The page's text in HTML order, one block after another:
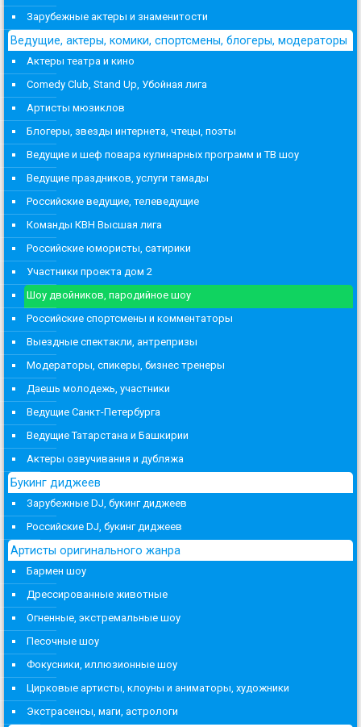
Зарубежные актеры и знаменитости
Ведущие, актеры, комики, спортсмены, блогеры, модераторы
Актеры театра и кино
Comedy Club, Stand Up, Убойная лига
Артисты мюзиклов
Блогеры, звезды интернета, чтецы, поэты
Ведущие и шеф повара кулинарных программ и ТВ шоу
Ведущие праздников, услуги тамады
Российские ведущие, телеведущие
Команды КВН Высшая лига
Российские юмористы, сатирики
Участники проекта дом 2
Шоу двойников, пародийное шоу
Российские спортсмены и комментаторы
Выездные спектакли, антрепризы
Модераторы, спикеры, бизнес тренеры
Даешь молодежь, участники
Ведущие Санкт-Петербурга
Ведущие Татарстана и Башкирии
Актеры озвучивания и дубляжа
Букинг диджеев
Зарубежные DJ, букинг диджеев
Российские DJ, букинг диджеев
Артисты оригинального жанра
Бармен шоу
Дрессированные животные
Огненные, экстремальные шоу
Песочные шоу
Фокусники, иллюзионные шоу
Цирковые артисты, клоуны и аниматоры, художники
Экстрасенсы, маги, астрологи